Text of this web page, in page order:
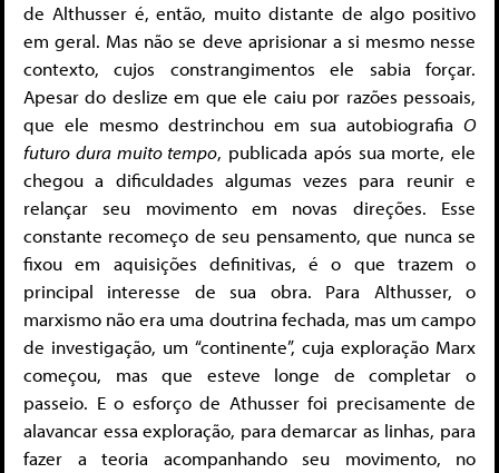
de Althusser é, então, muito distante de algo positivo
em geral. Mas não se deve aprisionar a si mesmo nesse
contexto, cujos constrangimentos ele sabia forçar.
Apesar do deslize em que ele caiu por razões pessoais,
que ele mesmo destrinchou em sua autobiografia O
futuro dura muito tempo, publicada após sua morte, ele
chegou a dificuldades algumas vezes para reunir e
relançar seu movimento em novas direções. Esse
constante recomeço de seu pensamento, que nunca se
fixou em aquisições definitivas, é o que trazem o
principal interesse de sua obra. Para Althusser, o
marxismo não era uma doutrina fechada, mas um campo
de investigação, um “continente”, cuja exploração Marx
começou, mas que esteve longe de completar o
passeio. E o esforço de Athusser foi precisamente de
alavancar essa exploração, para demarcar as linhas, para
fazer a teoria acompanhando seu movimento, no